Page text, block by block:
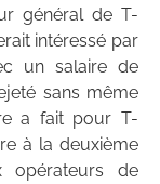
général de T-
intéressé par
un salaire de
sans même
a fait pour T-
à la deuxième
opérateurs de